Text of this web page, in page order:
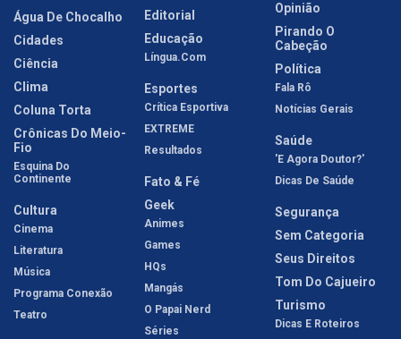
Água De Chocalho
Cidades
Ciência
Clima
Coluna Torta
Crônicas Do Meio-
Fio
Esquina Do
Continente
Cultura
Cinema
Literatura
Música
Programa Conexão
Teatro
Editorial
Educação
Língua.com
Esportes
Crítica Esportiva
EXTREME
Resultados
Fato & Fé
Geek
Animes
Games
HQs
Mangás
O Papai Nerd
Séries
Opinião
Pirando O
Cabeção
Política
Fala Rô
Notícias Gerais
Saúde
'E Agora Doutor?'
Dicas De Saúde
Segurança
Sem Categoria
Seus Direitos
Tom Do Cajueiro
Turismo
Dicas E Roteiros